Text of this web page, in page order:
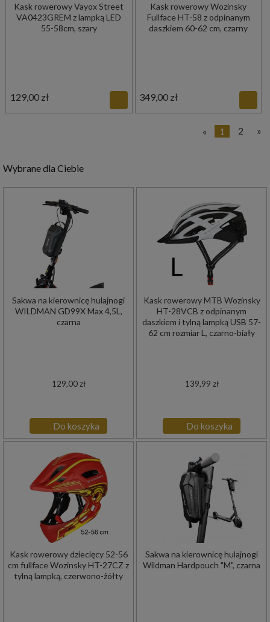
Kask rowerowy Vayox Street
VA0423GREM z lampką LED
55-58cm, szary
129,00 zł
Kask rowerowy Wozinsky
Fullface HT-58 z odpinanym
daszkiem 60-62 cm, czarny
349,00 zł
« 1 2 »
Wybrane dla Ciebie
Sakwa na kierownicę hulajnogi
WILDMAN GD99X Max 4,5L,
czarna
129,00 zł
Do koszyka
Kask rowerowy MTB Wozinsky
HT-28VCB z odpinanym
daszkiem i tylną lampką USB 57-
62 cm rozmiar L, czarno-biały
139,99 zł
Do koszyka
Kask rowerowy dziecięcy 52-56
cm fullface Wozinsky HT-27CZ z
tylną lampką, czerwono-żółty
Sakwa na kierownicę hulajnogi
Wildman Hardpouch "M", czarna